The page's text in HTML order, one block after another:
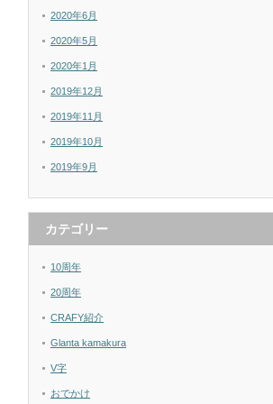
2020年6月
2020年5月
2020年1月
2019年12月
2019年11月
2019年10月
2019年9月
カテゴリー
10周年
20周年
CRAFY紹介
Glanta kamakura
V字
おでかけ